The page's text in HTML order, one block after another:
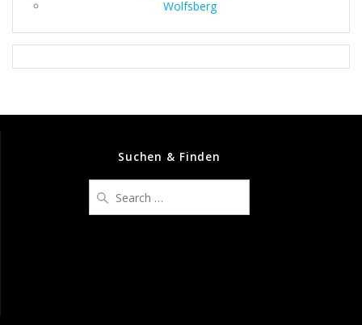
Wolfsberg
Suchen & Finden
for: